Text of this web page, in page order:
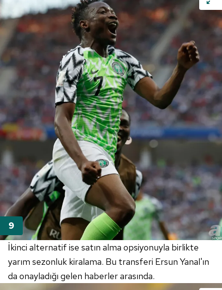
İkinci alternatif ise satın alma opsiyonuyla birlikte
yarım sezonluk kiralama. Bu transferi Ersun Yanal'ın
da onayladığı gelen haberler arasında.